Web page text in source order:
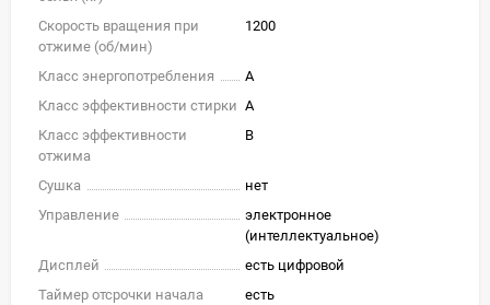
Скорость вращения при
отжиме (об/мин)
1200
Класс энергопотребления
A
Класс эффективности стирки A
Класс эффективности
отжима
B
Сушка
нет
Управление
электронное
(интеллектуальное)
Дисплей
есть цифровой
Таймер отсрочки начала
есть